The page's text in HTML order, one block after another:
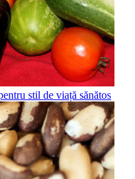
stil de viață sănătos